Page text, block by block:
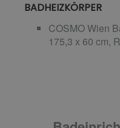
BADHEIZKÖRPER
COSMO Wien
175,3 x 60 cm,